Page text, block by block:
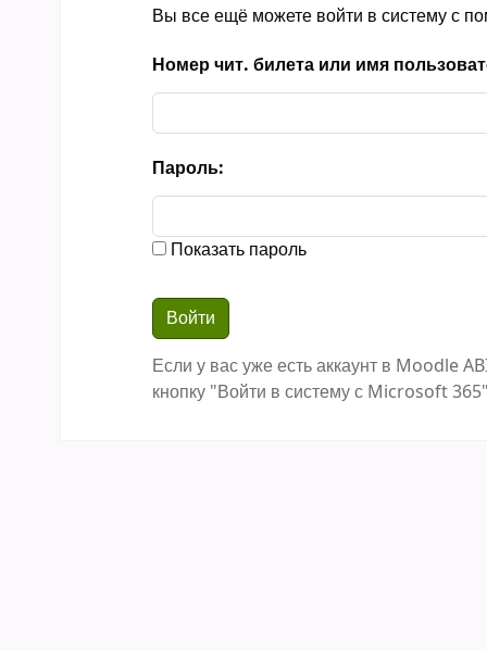
Вы все ещё можете войти в систему с
Номер чит. билета или имя
Пароль:
Показать пароль
Если у вас уже есть аккаунт в Moodle
кнопку "Войти в систему с Microsoft